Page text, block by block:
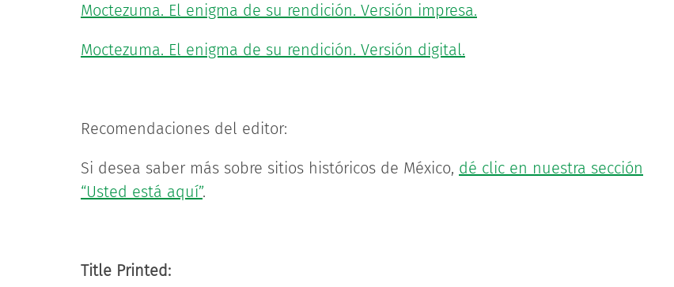
Moctezuma. El enigma de su rendición. Versión impresa.
Moctezuma. El enigma de su rendición. Versión digital.
Recomendaciones del editor:
Si desea saber más sobre sitios históricos de México, dé clic en nuestra sección
“Usted está aquí”.
Title Printed: